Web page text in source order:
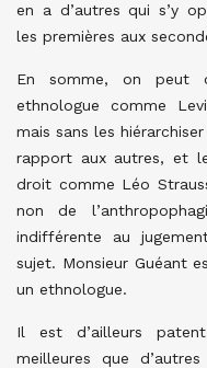
en a d’autres qui s’y
les premières aux
En somme, on peut
ethnologue comme
mais sans les
rapport aux autres, et
droit comme Léo
non de
indifférente au
sujet. Monsieur Guéant
un ethnologue.
Il est d’ailleurs
meilleures que